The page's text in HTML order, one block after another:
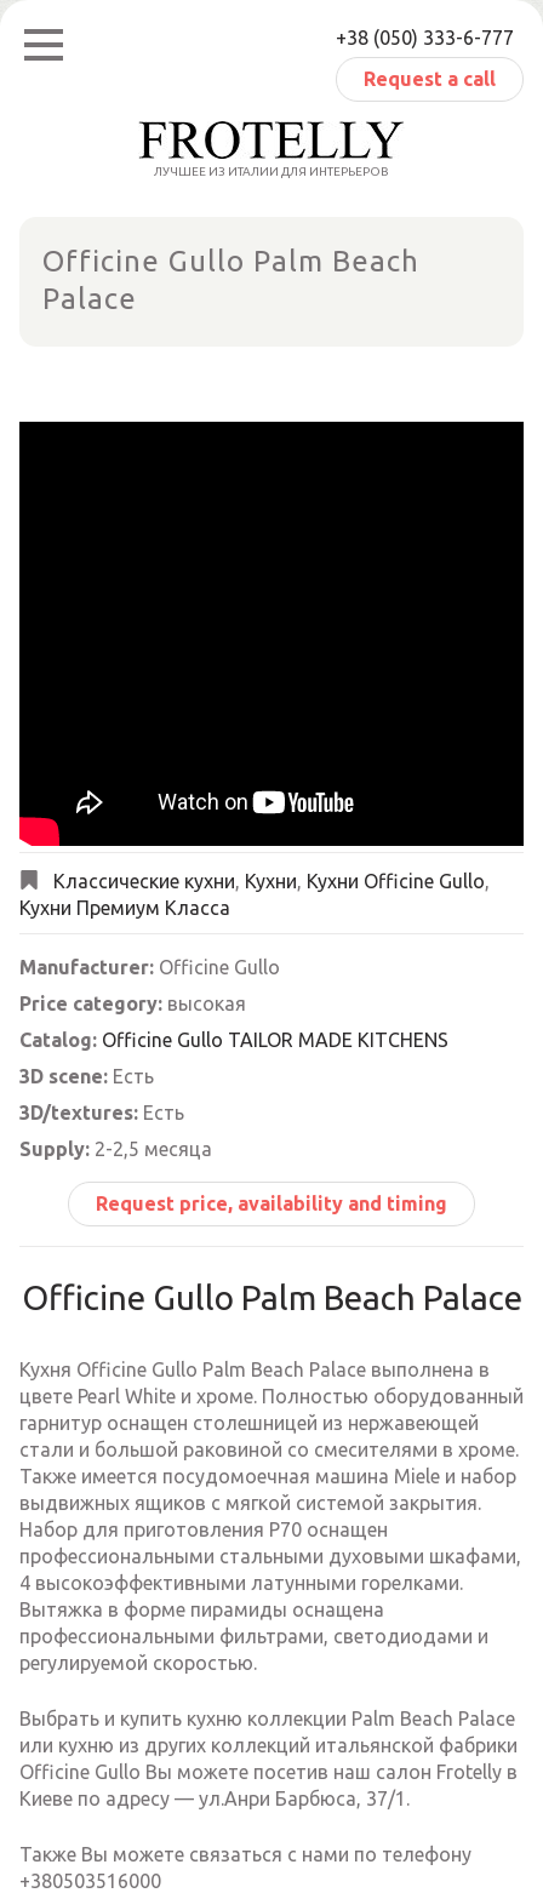
Skip
content
+38 (050) 333-6-777
Request a call
ЛУЧШЕЕ ИЗ ИТАЛИИ ДЛЯ ИНТЕРЬЕРОВ
Officine Gullo Palm Beach
Palace
Классические кухни, Кухни, Кухни Officine Gullo,
Кухни Премиум Класса
Manufacturer: Officine Gullo
Price category: высокая
Catalog: Officine Gullo TAILOR MADE KITCHENS
3D scene: Есть
3D/textures: Есть
Supply: 2-2,5 месяца
Request price, availability and timing
Officine Gullo Palm Beach Palace
Кухня Officine Gullo Palm Beach Palace выполнена в
цвете Pearl White и хроме. Полностью оборудованный
гарнитур оснащен столешницей из нержавеющей
стали и большой раковиной со смесителями в хроме.
Также имеется посудомоечная машина Miele и набор
выдвижных ящиков с мягкой системой закрытия.
Набор для приготовления P70 оснащен
профессиональными стальными духовыми шкафами,
4 высокоэффективными латунными горелками.
Вытяжка в форме пирамиды оснащена
профессиональными фильтрами, светодиодами и
регулируемой скоростью.
Выбрать и купить кухню коллекции Palm Beach Palace
или кухню из других коллекций итальянской фабрики
Officine Gullo Вы можете посетив наш салон Frotelly в
Киеве по адресу — ул.Анри Барбюса, 37/1.
Также Вы можете связаться с нами по телефону
+380503516000